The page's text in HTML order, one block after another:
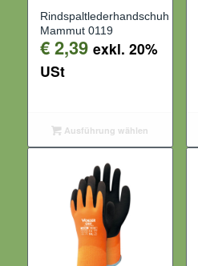
Rindspaltlederhandschuh
Mammut 0119
€2,39 exkl. 20%
USt
Ausführung wählen